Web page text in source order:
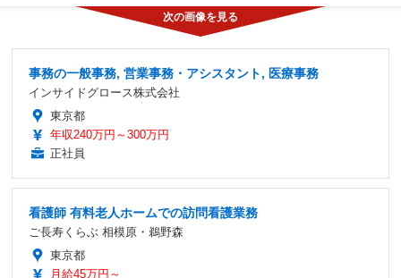
事務の一般事務, 営業事務・アシスタント, 医療事務
インサイドグロース株式会社
東京都
年収240万円～300万円
正社員
看護師 有料老人ホームでの訪問看護業務
ご長寿くらぶ 相模原・鵜野森
東京都
月給45万円～